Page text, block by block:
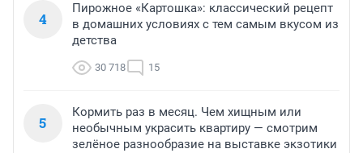
4
Пирожное «Картошка»: классический рецепт
в домашних условиях с тем самым вкусом из
детства
30 718 15
5
Кормить раз в месяц. Чем хищным или
необычным украсить квартиру — смотрим
зелёное разнообразие на выставке экзотики